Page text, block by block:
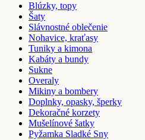
Blúzky, topy
Šaty
Slávnostné oblečenie
Nohavice, kraťasy
Tuniky a kimona
Kabáty a bundy
Sukne
Overaly
Mikiny a bombery
Doplnky, opasky, šperky
Dekoračné korzety
Mušelínové šatky
Pyžamka Sladké Sny